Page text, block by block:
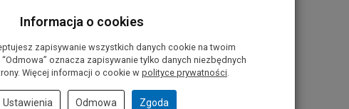
Informacja o cookies
zapisywanie wszystkich danych cookie na twoim
oznacza zapisywanie tylko danych niezbędnych
Więcej informacji o cookie w polityce prywatności
Ustawienia Odmowa Zgoda